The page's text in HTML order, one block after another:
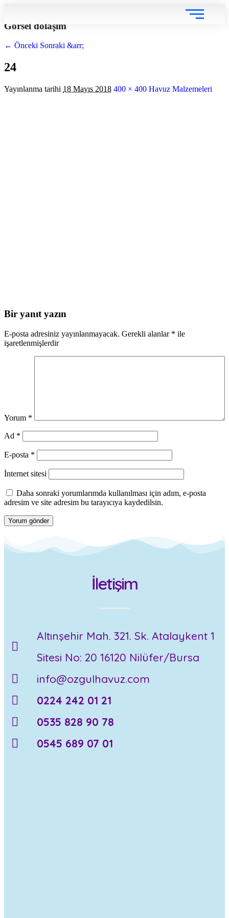
Görsel dolaşım
← Önceki Sonraki &arr;
24
Yayınlanma tarihi 18 Mayıs 2018 400 × 400 Havuz Malzemeleri
Bir yanıt yazın
E-posta adresiniz yayınlanmayacak. Gerekli alanlar * ile
işaretlenmişlerdir
Yorum *
Ad *
E-posta *
İnternet sitesi
Daha sonraki yorumlarımda kullanılması için adım, e-posta
adresim ve site adresim bu tarayıcıya kaydedilsin.
İletişim
Altınşehir Mah. 321. Sk. Atalaykent 1
Sitesi No: 20 16120 Nilüfer/Bursa
info@ozgulhavuz.com
0224 242 01 21
0535 828 90 78
0545 689 07 01